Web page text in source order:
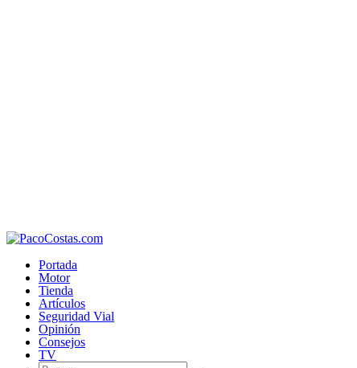
Portada
Motor
Tienda
Artículos
Seguridad Vial
Opinión
Consejos
TV